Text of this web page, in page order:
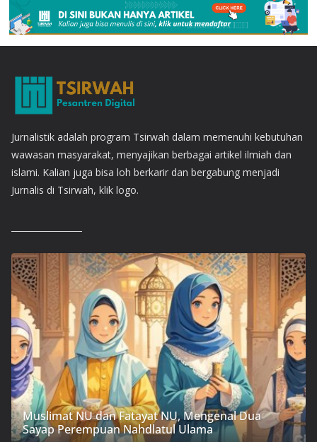
Jurnalistik adalah program Tsirwah dalam memenuhi kebutuhan
wawasan masyarakat, menyajikan berbagai artikel ilmiah dan
islami. Kalian juga bisa loh berkarir dan bergabung menjadi
Jurnalis di Tsirwah, klik logo.
Muslimat NU dan Fatayat NU, Mengenal Dua
Sayap Perempuan Nahdlatul Ulama